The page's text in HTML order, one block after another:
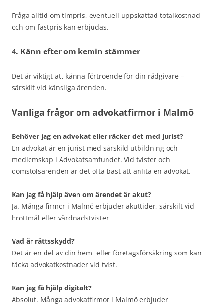
Fråga alltid om timpris, eventuell uppskattad totalkostnad
och om fastpris kan erbjudas.
4. Känn efter om kemin stämmer
Det är viktigt att känna förtroende för din rådgivare –
särskilt vid känsliga ärenden.
Vanliga frågor om advokatfirmor i Malmö
Behöver jag en advokat eller räcker det med jurist?
En advokat är en jurist med särskild utbildning och
medlemskap i Advokatsamfundet. Vid tvister och
domstolsärenden är det ofta bäst att anlita en advokat.
Kan jag få hjälp även om ärendet är akut?
Ja. Många firmor i Malmö erbjuder akuttider, särskilt vid
brottmål eller vårdnadstvister.
Vad är rättsskydd?
Det är en del av din hem- eller företagsförsäkring som kan
täcka advokatkostnader vid tvist.
Kan jag få hjälp digitalt?
Absolut. Många advokatfirmor i Malmö erbjuder